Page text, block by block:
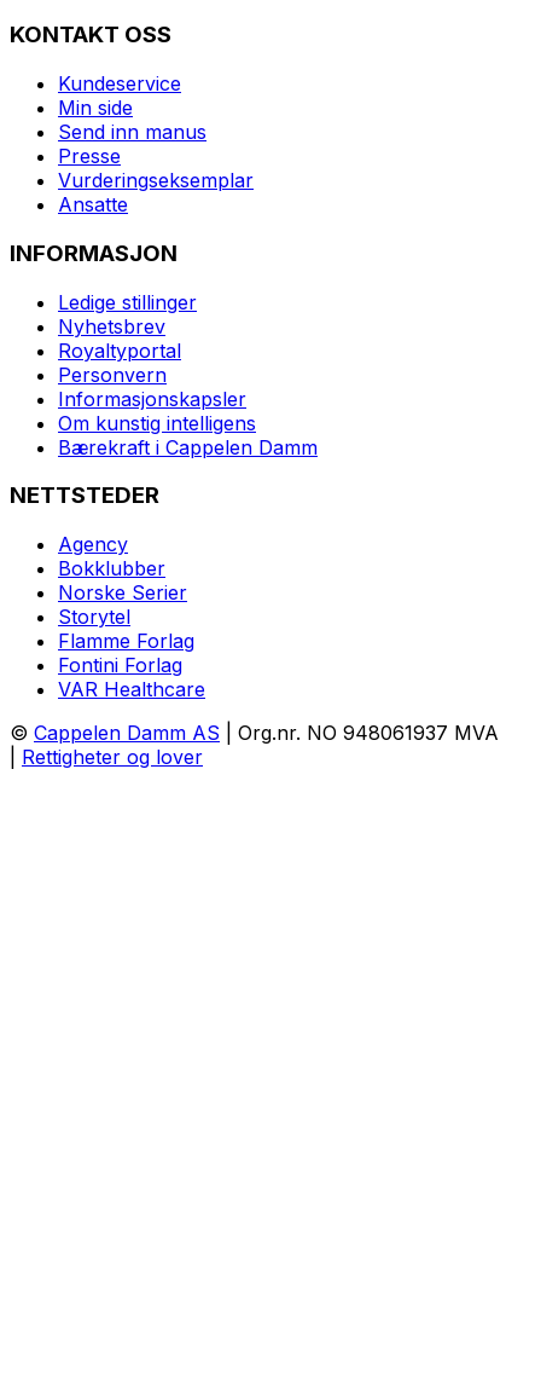
KONTAKT OSS
Kundeservice
Min side
Send inn manus
Presse
Vurderingseksemplar
Ansatte
INFORMASJON
Ledige stillinger
Nyhetsbrev
Royaltyportal
Personvern
Informasjonskapsler
Om kunstig intelligens
Bærekraft i Cappelen Damm
NETTSTEDER
Agency
Bokklubber
Norske Serier
Storytel
Flamme Forlag
Fontini Forlag
VAR Healthcare
© Cappelen Damm AS | Org.nr. NO 948061937 MVA
Rettigheter og lover